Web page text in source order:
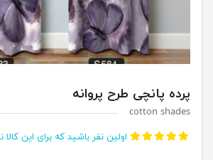
پرده پانچی طرح پروانه
cotton shades
اولین نفر باشید که برای این